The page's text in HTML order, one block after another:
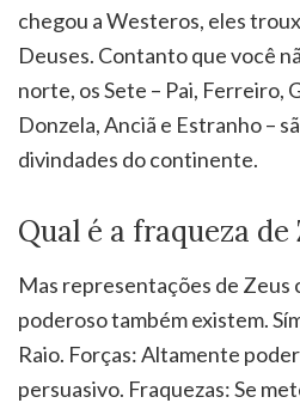
chegou a Westeros, eles
Deuses. Contanto que você
norte, os Sete – Pai, Ferreiro,
Donzela, Anciã e Estranho –
divindades do continente.
Qual é a fraqueza de
Mas representações de Zeus
poderoso também existem.
Raio. Forças: Altamente
persuasivo. Fraquezas: Se